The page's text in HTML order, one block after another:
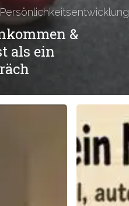
Persönlichkeitsentwicklung
&
als ein